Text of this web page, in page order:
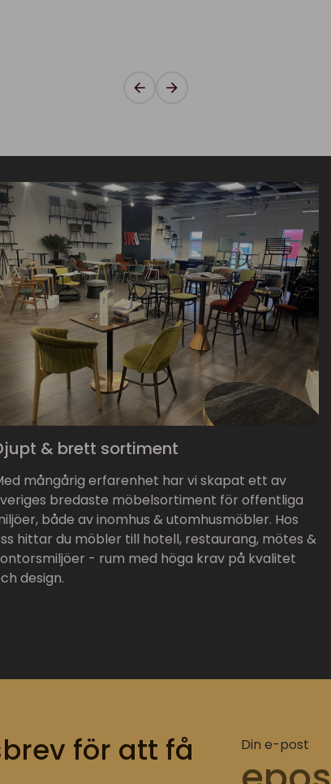
& brett sortiment
mångårig erfarenhet har vi skapat ett av
bredaste möbelsortiment för offentliga
både av inomhus & utomhusmöbler. Hos
hittar du möbler till hotell, restaurang, mötes &
- rum med höga krav på kvalitet
design.
för att få
Din e-post